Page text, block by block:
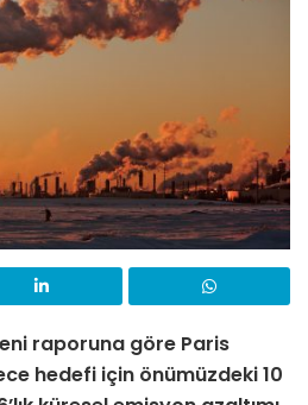
raporuna göre Paris
hedefi için önümüzdeki 10